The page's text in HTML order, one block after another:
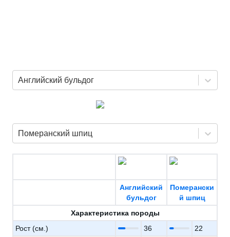
Английский бульдог
Померанский шпиц
Английский
бульдог
Померански
й шпиц
Характеристика породы
Рост (см.)
36
22